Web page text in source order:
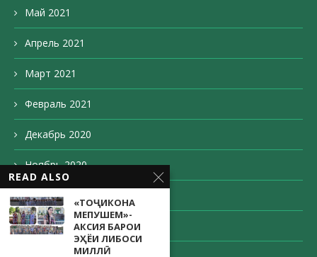
Май 2021
Апрель 2021
Март 2021
Февраль 2021
Декабрь 2020
Ноябрь 2020
Октябрь 2020
Сентябрь 2020
READ ALSO
«ТОҶИКОНА
МЕПУШЕМ»-
АКСИЯ БАРОИ
ЭҲЁИ ЛИБОСИ
МИЛЛӢ